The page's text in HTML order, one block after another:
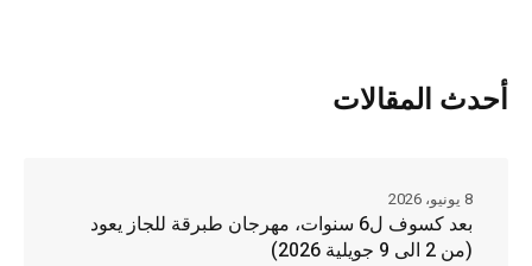
أحدث المقالات
بعد كسوف ل6 سنوات، مهرجان طبرقة للجاز يعود
(من 2 الى 9 جويلية 2026)
8 يونيو، 2026